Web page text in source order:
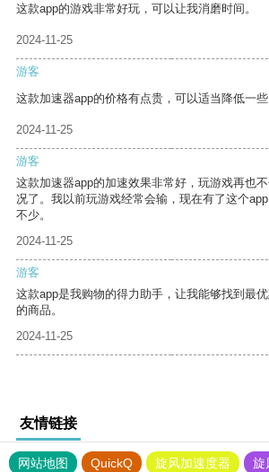
这款app的游戏非常好玩，可以让我消磨时间。
2024-11-25
游客
这款加速器app的价格有点贵，可以适当降低一些
2024-11-25
游客
这款加速器app的加速效果非常好，玩游戏再也
况了。我以前玩游戏经常会输，现在有了这个
不少。
2024-11-25
游客
这款app是我购物的得力助手，让我能够找到最
的商品。
2024-11-25
友情链接
网站地图 QuickQ 旋风加速度器
旋